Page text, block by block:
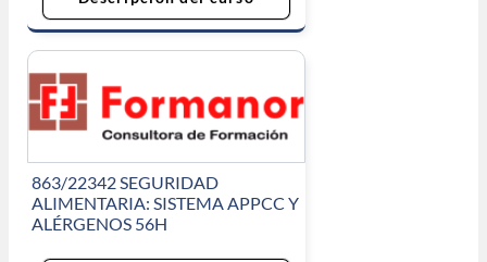
863/22342 SEGURIDAD
ALIMENTARIA: SISTEMA APPCC Y
ALÉRGENOS 56H